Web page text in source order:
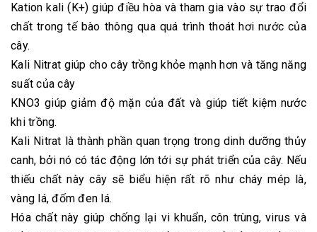
Kation kali (K+) giúp điều hòa và tham gia vào sự trao đổi
chất trong tế bào thông qua quá trình thoát hơi nước của
cây.
Kali Nitrat giúp cho cây trồng khỏe mạnh hơn và tăng năng
suất của cây
KNO3 giúp giảm độ mặn của đất và giúp tiết kiệm nước
khi trồng.
Kali Nitrat là thành phần quan trọng trong dinh dưỡng thủy
canh, bởi nó có tác động lớn tới sự phát triển của cây. Nếu
thiếu chất này cây sẽ biểu hiện rất rõ như cháy mép là,
vàng lá, đốm đen lá.
Hóa chất này giúp chống lại vi khuẩn, côn trùng, virus và